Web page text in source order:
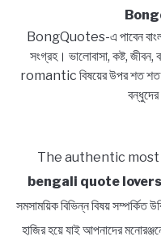
BongQuotes-এ পাবেন বাংলা
সংগ্রহ। ভালোবাসা, কষ্ট,
romantic বিষয়ের উপর শত শত
The authentic most
bengali quote lovers
সমসাময়িক বিভিন্ন বিষয় সম্পর্কিত
হাজির হয়ে যাই আপনাদের